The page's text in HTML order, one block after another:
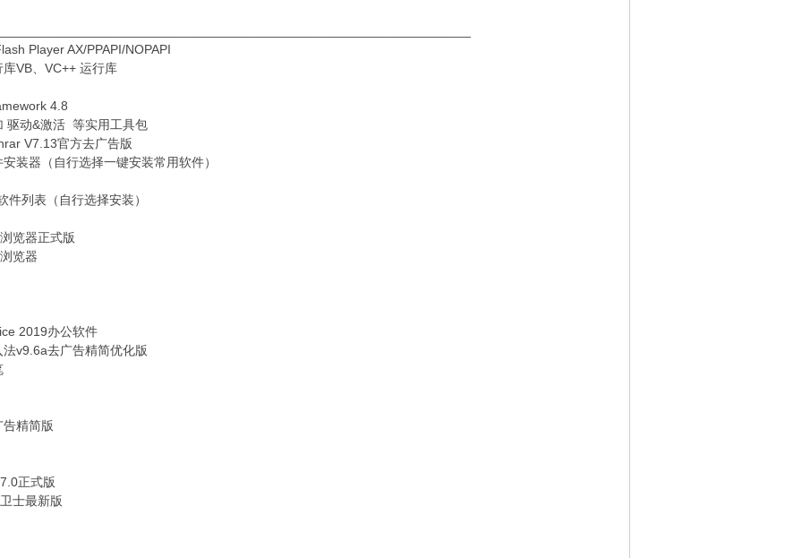
Player AX/PPAPI/NOPAPI
VB、VC++ 运行库
4.8
驱动&激活 等实用工具包
V7.13官方去广告版
装器（自行选择一键安装常用软件）
件列表（自行选择安装）
览器正式版
览器
2019办公软件
v9.6a去广告精简优化版
精简版
正式版
士最新版